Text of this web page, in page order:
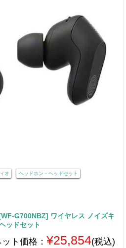
オ ヘッドホン・ヘッドセット
G700NBZ] ワイヤレス ノイズキ
ッドセット
ット価格： ¥25,854(税込)